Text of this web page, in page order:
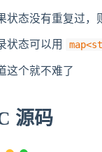
状态没有重复过，
状态可以用
这个就不难了
源码